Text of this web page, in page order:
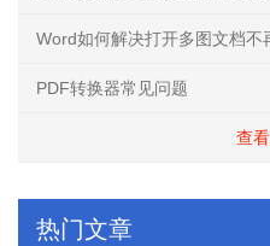
Word如何解决打开多图文档不
PDF转换器常见问题
查
热门文章